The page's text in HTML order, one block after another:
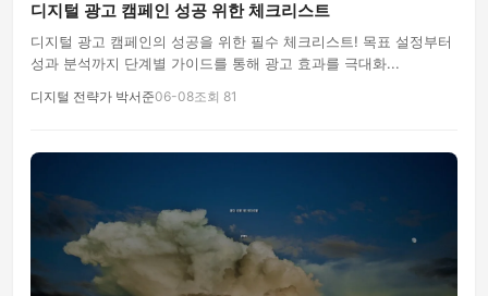
디지털 광고 캠페인 성공 위한 체크리스트
디지털 광고 캠페인의 성공을 위한 필수 체크리스트! 목표 설정부터
성과 분석까지 단계별 가이드를 통해 광고 효과를 극대화...
디지털 전략가 박서준06-08조회 81